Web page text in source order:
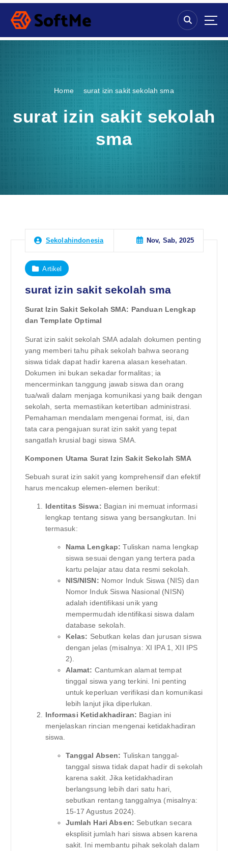
S
p
Home surat izin sakit sekolah sma
surat izin sakit sekolah
sma
Sekolahindonesia Nov, Sab, 2025
Artikel
surat izin sakit sekolah sma
Surat Izin Sakit Sekolah SMA: Panduan Lengkap
dan Template Optimal
Surat izin sakit sekolah SMA adalah dokumen penting
yang memberi tahu pihak sekolah bahwa seorang
siswa tidak dapat hadir karena alasan kesehatan.
Dokumen ini bukan sekadar formalitas; ia
mencerminkan tanggung jawab siswa dan orang
tua/wali dalam menjaga komunikasi yang baik dengan
sekolah, serta memastikan ketertiban administrasi.
Pemahaman mendalam mengenai format, isi, dan
tata cara pengajuan surat izin sakit yang tepat
sangatlah krusial bagi siswa SMA.
Komponen Utama Surat Izin Sakit Sekolah SMA
Sebuah surat izin sakit yang komprehensif dan efektif
harus mencakup elemen-elemen berikut:
Identitas Siswa: Bagian ini memuat informasi
lengkap tentang siswa yang bersangkutan. Ini
termasuk:
Nama Lengkap: Tuliskan nama lengkap
siswa sesuai dengan yang tertera pada
kartu pelajar atau data resmi sekolah.
NIS/NISN: Nomor Induk Siswa (NIS) dan
Nomor Induk Siswa Nasional (NISN)
adalah identifikasi unik yang
mempermudah identifikasi siswa dalam
database sekolah.
Kelas: Sebutkan kelas dan jurusan siswa
dengan jelas (misalnya: XI IPA 1, XII IPS
2).
Alamat: Cantumkan alamat tempat
tinggal siswa yang terkini. Ini penting
untuk keperluan verifikasi dan komunikasi
lebih lanjut jika diperlukan.
Informasi Ketidakhadiran: Bagian ini
menjelaskan rincian mengenai ketidakhadiran
siswa.
Tanggal Absen: Tuliskan tanggal-
tanggal siswa tidak dapat hadir di sekolah
karena sakit. Jika ketidakhadiran
berlangsung lebih dari satu hari,
sebutkan rentang tanggalnya (misalnya:
15-17 Agustus 2024).
Jumlah Hari Absen: Sebutkan secara
eksplisit jumlah hari siswa absen karena
sakit. Ini membantu pihak sekolah dalam